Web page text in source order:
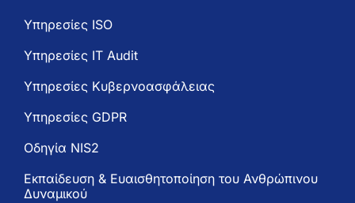
Υπηρεσίες ISO
Υπηρεσίες IT Audit
Υπηρεσίες Κυβερνοασφάλειας
Υπηρεσίες GDPR
Oδηγία NIS2
Εκπαίδευση & Ευαισθητοποίηση του Ανθρώπινου
Δυναμικού